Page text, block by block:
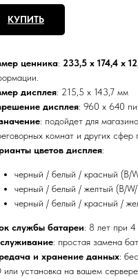
КУПИТЬ
ценника: 233,5 х 174,4 х
дисплея: 215,5 х 143,7 мм
дисплея: 960 х 640
: подойдет для
комнат и других сфер
цветов дисплея:
черный / белый / красный (B/
черный / белый / желтый (B/W/
черный / белый / красный /
службы батареи: 8 лет при 4
: простая замена
и хранение данных:
установка на вашем сервере.